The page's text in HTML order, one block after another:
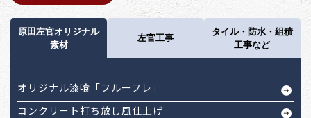
原田左官オリジナル
素材
左官工事
タイル・防水・組積
工事など
オリジナル漆喰「フルーフレ」
コンクリート打ち放し風仕上げ